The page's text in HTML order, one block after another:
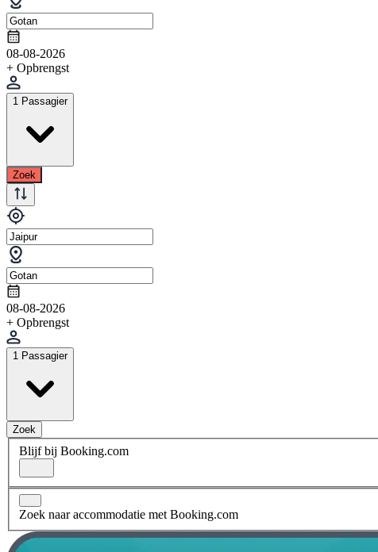
08-08-2026
+ Opbrengst
1 Passagier
Zoek
08-08-2026
+ Opbrengst
1 Passagier
Zoek
Blijf bij Booking.com
Zoek naar accommodatie met Booking.com